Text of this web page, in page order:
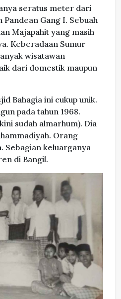
seratus meter dari
Pandean Gang I. Sebuah
Majapahit yang masih
Keberadaan Sumur
wisatawan
dari domestik maupun
Bahagia ini cukup unik.
pada tahun 1968.
sudah almarhum). Dia
Orang
Sebagian keluarganya
di Bangil.